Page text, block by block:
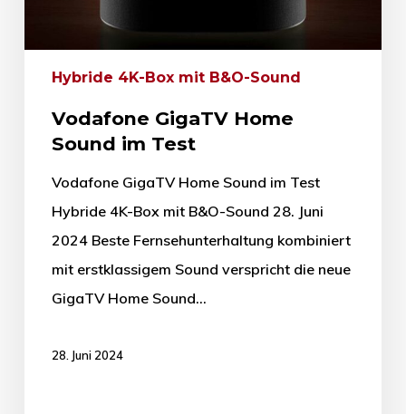
Hybride 4K-Box mit B&O-Sound
Vodafone GigaTV Home
Sound im Test
Vodafone GigaTV Home Sound im Test
Hybride 4K-Box mit B&O-Sound 28. Juni
2024 Beste Fernsehunterhaltung kombiniert
mit erstklassigem Sound verspricht die neue
GigaTV Home Sound…
28. Juni 2024